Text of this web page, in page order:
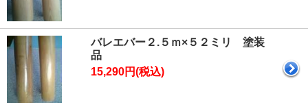
バレエバー２.５ｍ×５２ミリ 塗装
品
15,290円(税込)